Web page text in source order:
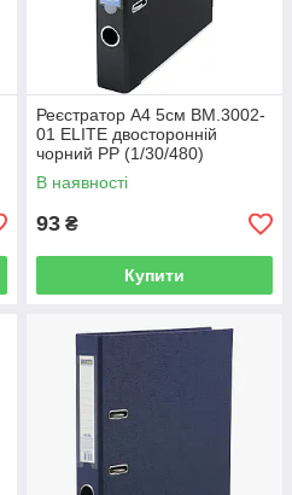
Реєстратор А4 5см BM.3002-
01 ELITE двосторонній
чорний PP (1/30/480)
В наявності
93 ₴
Купити